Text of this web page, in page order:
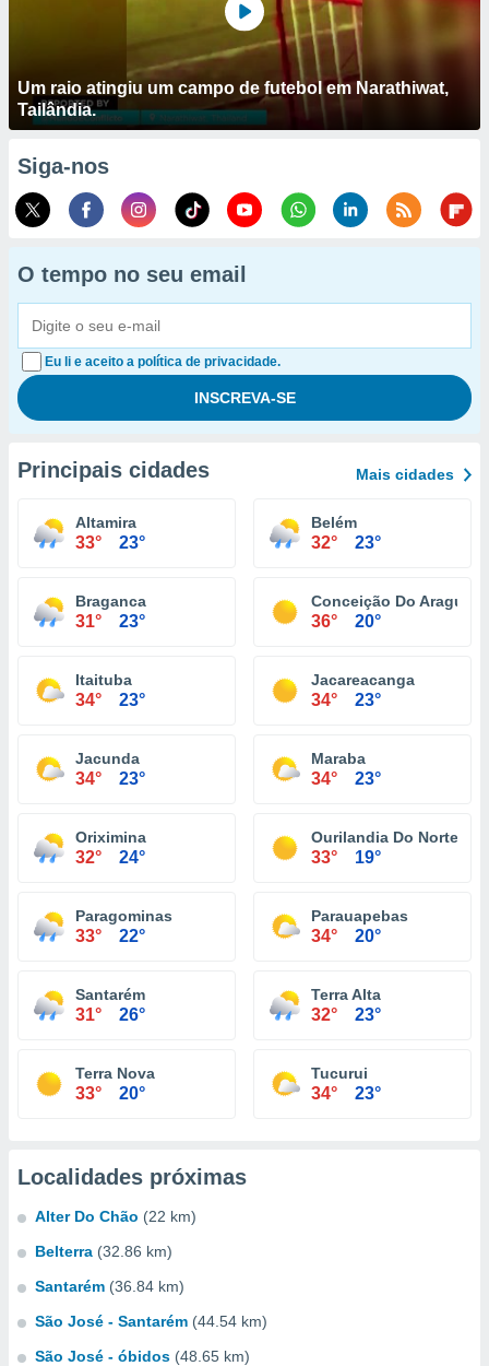
Um raio atingiu um campo de futebol em Narathiwat,
Tailândia.
Siga-nos
O tempo no seu email
Eu li e aceito a política de privacidade.
Principais cidades Mais cidades
Altamira
33° 23°
Belém
32° 23°
Braganca
31° 23°
Conceição Do Araguaia
36° 20°
Itaituba
34° 23°
Jacareacanga
34° 23°
Jacunda
34° 23°
Maraba
34° 23°
Oriximina
32° 24°
Ourilandia Do Norte
33° 19°
Paragominas
33° 22°
Parauapebas
34° 20°
Santarém
31° 26°
Terra Alta
32° 23°
Terra Nova
33° 20°
Tucurui
34° 23°
Localidades próximas
Alter Do Chão (22 km)
Belterra (32.86 km)
Santarém (36.84 km)
São José - Santarém (44.54 km)
São José - óbidos (48.65 km)